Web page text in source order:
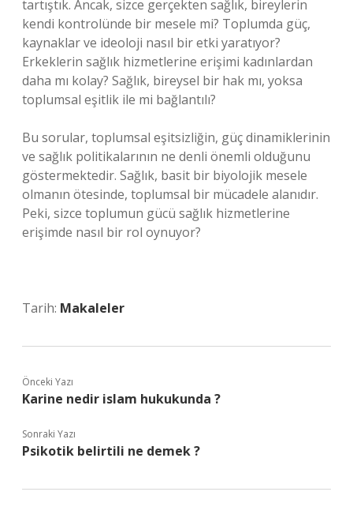
tartıştık. Ancak, sizce gerçekten sağlık, bireylerin
kendi kontrolünde bir mesele mi? Toplumda güç,
kaynaklar ve ideoloji nasıl bir etki yaratıyor?
Erkeklerin sağlık hizmetlerine erişimi kadınlardan
daha mı kolay? Sağlık, bireysel bir hak mı, yoksa
toplumsal eşitlik ile mi bağlantılı?
Bu sorular, toplumsal eşitsizliğin, güç dinamiklerinin
ve sağlık politikalarının ne denli önemli olduğunu
göstermektedir. Sağlık, basit bir biyolojik mesele
olmanın ötesinde, toplumsal bir mücadele alanıdır.
Peki, sizce toplumun gücü sağlık hizmetlerine
erişimde nasıl bir rol oynuyor?
Tarih: Makaleler
Önceki Yazı
Karine nedir islam hukukunda ?
Sonraki Yazı
Psikotik belirtili ne demek ?